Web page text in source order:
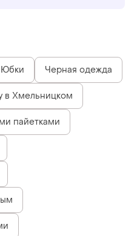
Юбки Черная одежда
в Хмельницком
пайетками